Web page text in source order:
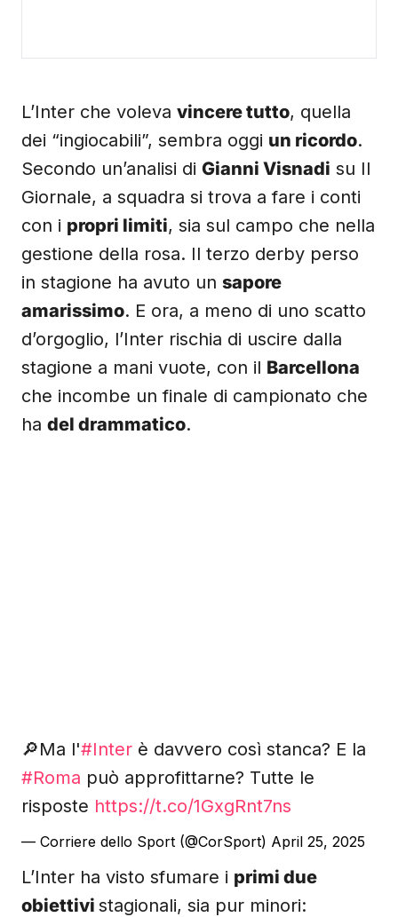
L’Inter che voleva vincere tutto, quella
dei “ingiocabili”, sembra oggi un ricordo.
Secondo un’analisi di Gianni Visnadi su Il
Giornale, a squadra si trova a fare i conti
con i propri limiti, sia sul campo che nella
gestione della rosa. Il terzo derby perso
in stagione ha avuto un sapore
amarissimo. E ora, a meno di uno scatto
d’orgoglio, l’Inter rischia di uscire dalla
stagione a mani vuote, con il Barcellona
che incombe un finale di campionato che
ha del drammatico.
🔎Ma l'#Inter è davvero così stanca? E la
#Roma può approfittarne? Tutte le
risposte https://t.co/1GxgRnt7ns
— Corriere dello Sport (@CorSport) April 25, 2025
L’Inter ha visto sfumare i primi due
obiettivi stagionali, sia pur minori: